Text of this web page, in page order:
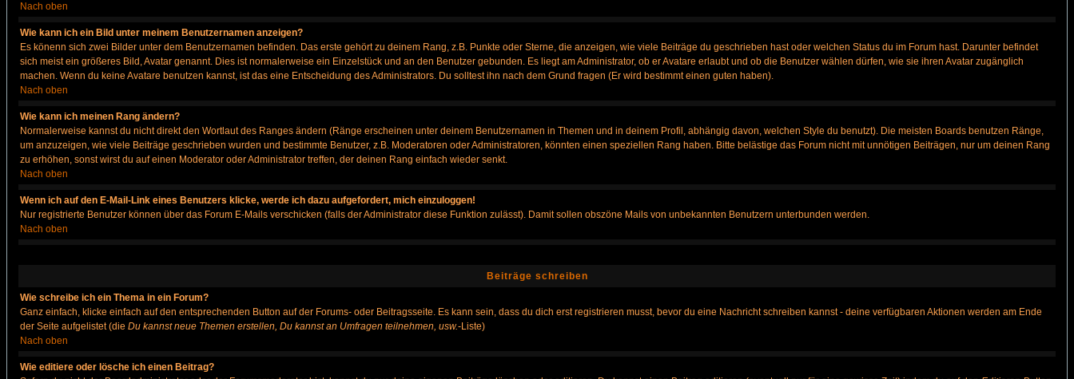
Nach oben
Wie kann ich ein Bild unter meinem Benutzernamen anzeigen?
Es könenn sich zwei Bilder unter dem Benutzernamen befinden. Das erste gehört zu deinem Rang, z.B. Punkte oder Sterne, die anzeigen, wie viele Beiträge du geschrieben hast oder welchen Status du im Forum hast. Darunter befindet
sich meist ein größeres Bild, Avatar genannt. Dies ist normalerweise ein Einzelstück und an den Benutzer gebunden. Es liegt am Administrator, ob er Avatare erlaubt und ob die Benutzer wählen dürfen, wie sie ihren Avatar zugänglich
machen. Wenn du keine Avatare benutzen kannst, ist das eine Entscheidung des Administrators. Du solltest ihn nach dem Grund fragen (Er wird bestimmt einen guten haben).
Nach oben
Wie kann ich meinen Rang ändern?
Normalerweise kannst du nicht direkt den Wortlaut des Ranges ändern (Ränge erscheinen unter deinem Benutzernamen in Themen und in deinem Profil, abhängig davon, welchen Style du benutzt). Die meisten Boards benutzen Ränge,
um anzuzeigen, wie viele Beiträge geschrieben wurden und bestimmte Benutzer, z.B. Moderatoren oder Administratoren, könnten einen speziellen Rang haben. Bitte belästige das Forum nicht mit unnötigen Beiträgen, nur um deinen Rang
zu erhöhen, sonst wirst du auf einen Moderator oder Administrator treffen, der deinen Rang einfach wieder senkt.
Nach oben
Wenn ich auf den E-Mail-Link eines Benutzers klicke, werde ich dazu aufgefordert, mich einzuloggen!
Nur registrierte Benutzer können über das Forum E-Mails verschicken (falls der Administrator diese Funktion zulässt). Damit sollen obszöne Mails von unbekannten Benutzern unterbunden werden.
Nach oben
Beiträge schreiben
Wie schreibe ich ein Thema in ein Forum?
Ganz einfach, klicke einfach auf den entsprechenden Button auf der Forums- oder Beitragsseite. Es kann sein, dass du dich erst registrieren musst, bevor du eine Nachricht schreiben kannst - deine verfügbaren Aktionen werden am Ende
der Seite aufgelistet (die Du kannst neue Themen erstellen, Du kannst an Umfragen teilnehmen, usw.-Liste)
Nach oben
Wie editiere oder lösche ich einen Beitrag?